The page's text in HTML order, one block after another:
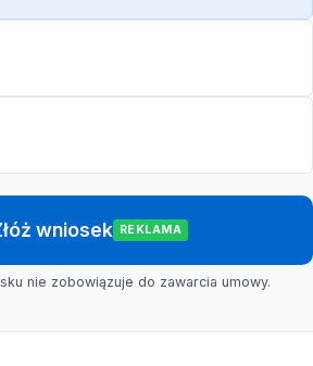
wniosek REKLAMA
nie zobowiązuje do zawarcia umowy.